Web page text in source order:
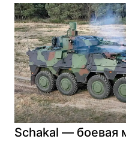
Schakal — боевая